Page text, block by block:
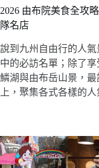
2026 由布院美食全攻
隊名店
說到九州自由行的人
中的必訪名單；除了
鱗湖與由布岳山景，
上，聚集各式各樣的